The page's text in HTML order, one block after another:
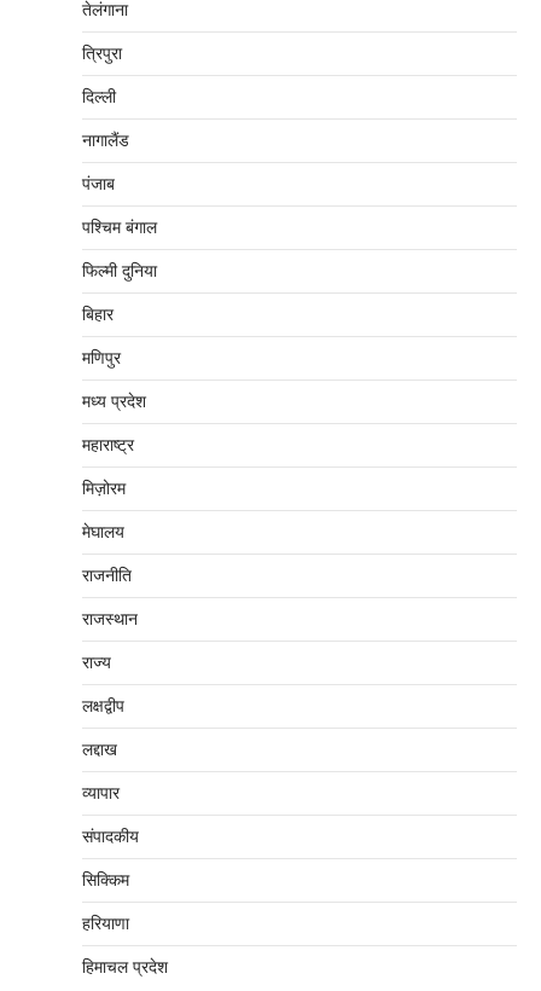
तेलंगाना
त्रिपुरा
दिल्‍ली
नागालैंड
पंजाब
पश्चिम बंगाल
फिल्मी दुनिया
बिहार
मणिपुर
मध्‍य प्रदेश
महाराष्‍ट्र
मिज़ोरम
मेघालय
राजनीति
राजस्थान
राज्य
लक्षद्वीप
लद्दाख
व्यापार
संपादकीय
सिक्किम
हरियाणा
हिमाचल प्रदेश